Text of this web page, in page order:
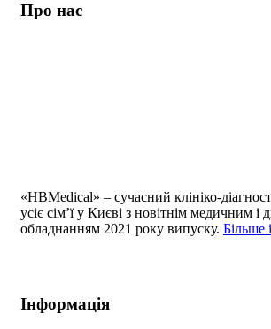
Про нас
«HBMedical» – сучасний клініко-
усіє сім’ї у Києві з новітнім медичним і
обладнанням 2021 року випуску. Більше
Інформація